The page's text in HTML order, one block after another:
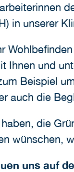
in unserer
Ihnen und
Beispiel
auch die
die
wünschen,
uns auf